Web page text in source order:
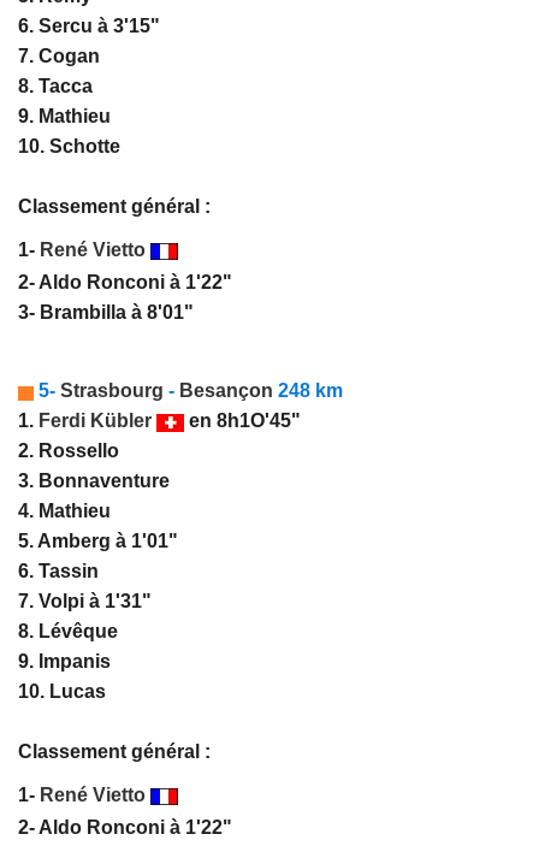
6. Sercu à 3'15"
7. Cogan
8. Tacca
9. Mathieu
10. Schotte
Classement général :
1- René Vietto
2- Aldo Ronconi à 1'22"
3- Brambilla à 8'01"
5- Strasbourg - Besançon 248 km
1. Ferdi Kübler
en 8h1O'45"
2. Rossello
3. Bonnaventure
4. Mathieu
5. Amberg à 1'01"
6. Tassin
7. Volpi à 1'31"
8. Lévêque
9. Impanis
10. Lucas
Classement général :
1- René Vietto
2- Aldo Ronconi à 1'22"